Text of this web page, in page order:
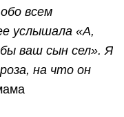
всем
услышала «А,
ваш сын сел». Я
на что он